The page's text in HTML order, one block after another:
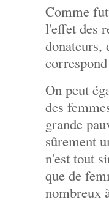
Comme
l'effet des
donateurs,
On peut
des
grande
sûrement
n'est tout
que de
nombreux